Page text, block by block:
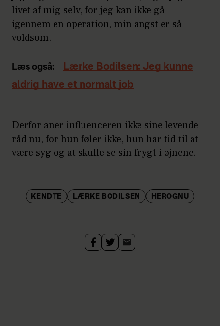
livet af mig selv, for jeg kan ikke gå
igennem en operation, min angst er så
voldsom.
Læs også:
Lærke Bodilsen: Jeg kunne
aldrig have et normalt job
Derfor aner influenceren ikke sine levende
råd nu, for hun føler ikke, hun har tid til at
være syg og at skulle se sin frygt i øjnene.
KENDTE LÆRKE BODILSEN HEROGNU